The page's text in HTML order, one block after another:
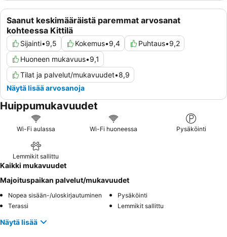
Saanut keskimääräistä paremmat arvosanat
kohteessa Kittilä
Sijainti•9,5 Kokemus•9,4 Puhtaus•9,2
Huoneen mukavuus•9,1
Tilat ja palvelut/mukavuudet•8,9
Näytä lisää arvosanoja
Huippumukavuudet
Wi-Fi aulassa Wi-Fi huoneessa Pysäköinti
Lemmikit sallittu
Kaikki mukavuudet
Majoituspaikan palvelut/mukavuudet
Nopea sisään-/uloskirjautuminen
Pysäköinti
Terassi
Lemmikit sallittu
Näytä lisää